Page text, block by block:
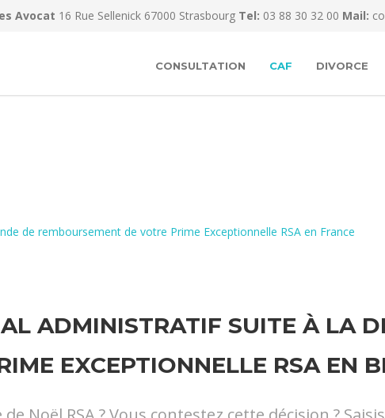
Avocat 16 Rue Sellenick 67000 Strasbourg Tel: 03 88 30 32 00 Mail:
CONSULTATION CAF DIVORCE
de remboursement de votre Prime Exceptionnelle RSA en France
ADMINISTRATIF SUITE À LA
EXCEPTIONNELLE RSA EN